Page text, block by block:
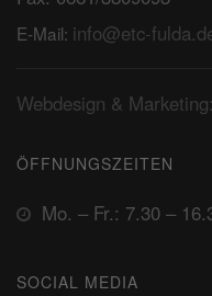
E-Mail: info@etc-
Webdesign &
ÖFFNUNGSZEITEN
Mo. – Fr.: 7.30 –
SOCIAL MEDIA